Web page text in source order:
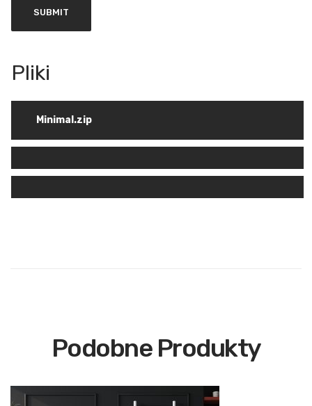
Minimal.zip
Podobne Produkty